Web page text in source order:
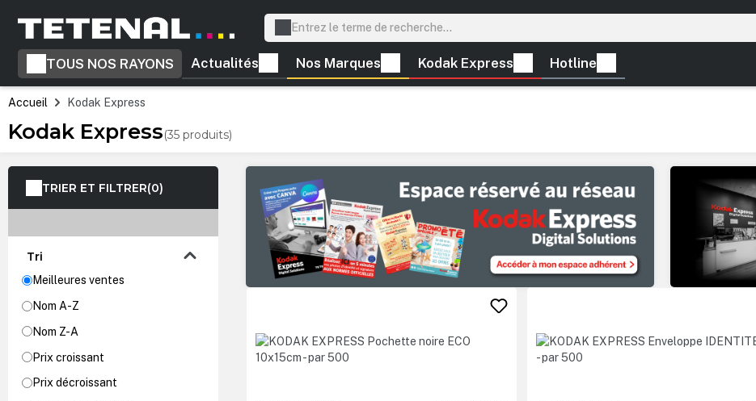
Passer à la navigation principale
TOUS NOS RAYONS Actualités Nos Marques Kodak Express Hotline
Accueil Kodak Express
Kodak Express(35 produits)
TRIER ET FILTRER(0)
Tri
Meilleures ventes
Nom A-Z
Nom Z-A
Prix croissant
Prix décroissant